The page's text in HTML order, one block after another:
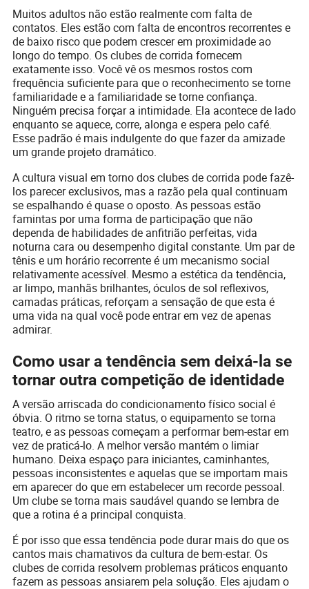
Muitos adultos não estão realmente com falta de
contatos. Eles estão com falta de encontros recorrentes e
de baixo risco que podem crescer em proximidade ao
longo do tempo. Os clubes de corrida fornecem
exatamente isso. Você vê os mesmos rostos com
frequência suficiente para que o reconhecimento se torne
familiaridade e a familiaridade se torne confiança.
Ninguém precisa forçar a intimidade. Ela acontece de lado
enquanto se aquece, corre, alonga e espera pelo café.
Esse padrão é mais indulgente do que fazer da amizade
um grande projeto dramático.
A cultura visual em torno dos clubes de corrida pode fazê-
los parecer exclusivos, mas a razão pela qual continuam
se espalhando é quase o oposto. As pessoas estão
famintas por uma forma de participação que não
dependa de habilidades de anfitrião perfeitas, vida
noturna cara ou desempenho digital constante. Um par de
tênis e um horário recorrente é um mecanismo social
relativamente acessível. Mesmo a estética da tendência,
ar limpo, manhãs brilhantes, óculos de sol reflexivos,
camadas práticas, reforçam a sensação de que esta é
uma vida na qual você pode entrar em vez de apenas
admirar.
Como usar a tendência sem deixá-la se
tornar outra competição de identidade
A versão arriscada do condicionamento físico social é
óbvia. O ritmo se torna status, o equipamento se torna
teatro, e as pessoas começam a performar bem-estar em
vez de praticá-lo. A melhor versão mantém o limiar
humano. Deixa espaço para iniciantes, caminhantes,
pessoas inconsistentes e aquelas que se importam mais
em aparecer do que em estabelecer um recorde pessoal.
Um clube se torna mais saudável quando se lembra de
que a rotina é a principal conquista.
É por isso que essa tendência pode durar mais do que os
cantos mais chamativos da cultura de bem-estar. Os
clubes de corrida resolvem problemas práticos enquanto
fazem as pessoas ansiarem pela solução. Eles ajudam o